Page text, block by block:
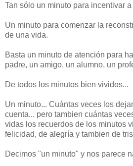
Tan sólo un minuto para incentivar
Un minuto para comenzar la
de una vida.
Basta un minuto de atención para
padre, un amigo, un alumno, un
De todos los minutos bien vividos...
Un minuto... Cuántas veces los
cuenta... pero tambien cuántas
vidas los recuerdos de los minutos
felicidad, de alegría y tambien de
Decimos "un minuto" y nos parece